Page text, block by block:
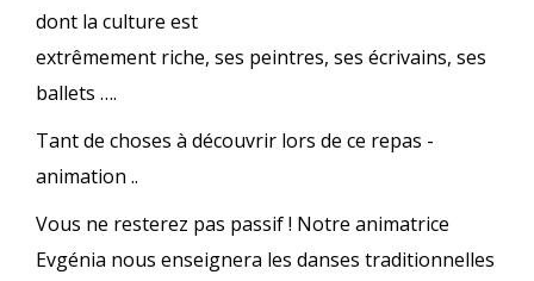
dont la culture est
extrêmement riche, ses peintres, ses écrivains, ses
ballets ….
Tant de choses à découvrir lors de ce repas -
animation ..
Vous ne resterez pas passif ! Notre animatrice
Evgénia nous enseignera les danses traditionnelles